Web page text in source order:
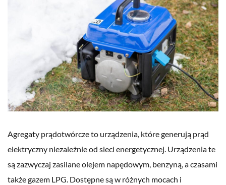
Agregaty prądotwórcze to urządzenia, które generują prąd
elektryczny niezależnie od sieci energetycznej. Urządzenia te
są zazwyczaj zasilane olejem napędowym, benzyną, a czasami
także gazem LPG. Dostępne są w różnych mocach i